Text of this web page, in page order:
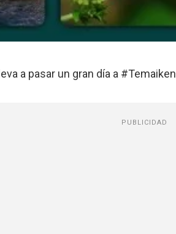
a pasar un gran día a #Temaiken
PUBLICIDAD